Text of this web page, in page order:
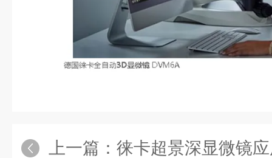
上一篇： 徕卡超景深显微镜应用